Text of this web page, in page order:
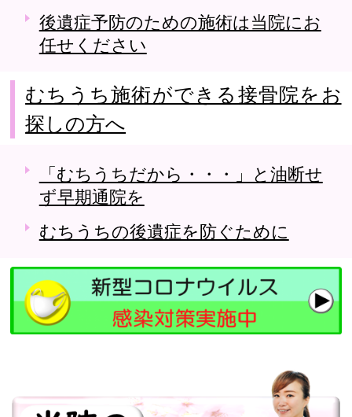
後遺症予防のための施術は当院にお
任せください
むちうち施術ができる接骨院をお
探しの方へ
「むちうちだから・・・」と油断せ
ず早期通院を
むちうちの後遺症を防ぐために